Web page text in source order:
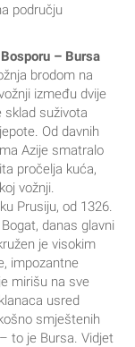
području
– Bursa
brodom na
između dvije
sklad suživota
Od davnih
Azije smatralo
pročelja kuća,
vožnji.
Prusiju, od 1326.
danas glavni
je visokim
impozantne
mirišu na sve
usred
smještenih
to je Bursa. Vidjet